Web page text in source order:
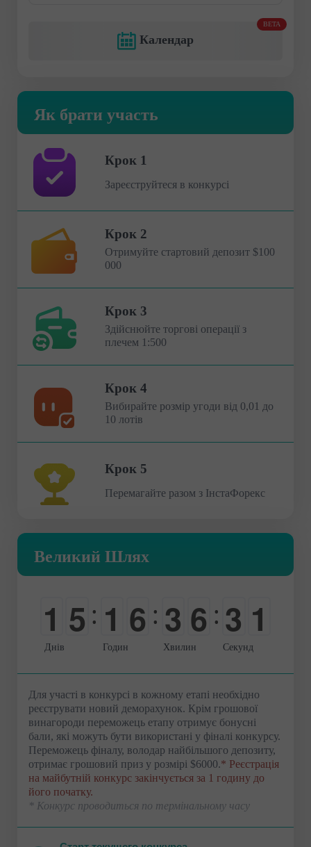
Календар
BETA
Як брати участь
Крок 1
Зареєструйтеся в конкурсі
Крок 2
Отримуйте стартовий депозит $100
000
Крок 3
Здійснюйте торгові операції з
плечем 1:500
Крок 4
Вибирайте розмір угоди від 0,01 до
10 лотів
Крок 5
Перемагайте разом з ІнстаФорекс
Великий Шлях
1
0
5 : 1
0
6 : 3
0
6
0
: 3
0
0
1
Днів Годин Хвилин Секунд
Для участі в конкурсі в кожному етапі необхідно
реєструвати новий деморахунок. Крім грошової
винагороди переможець етапу отримує бонусні
бали, які можуть бути використані у фіналі конкурсу.
Переможець фіналу, володар найбільшого депозиту,
отримає грошовий приз у розмірі $6000.* Реєстрація
на майбутній конкурс закінчується за 1 годину до
його початку.
* Конкурс проводиться по термінальному часу